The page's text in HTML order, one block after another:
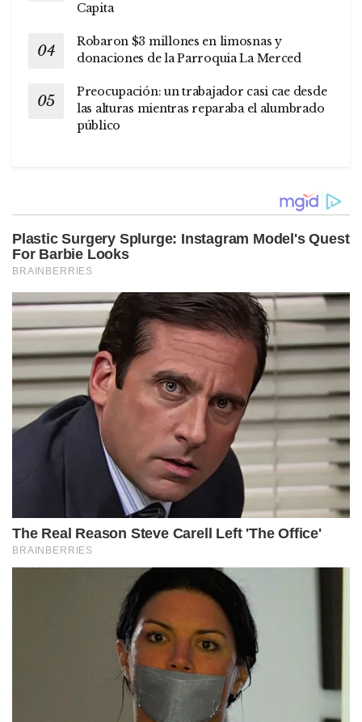
Capita
Robaron $3 millones en limosnas y
donaciones de la Parroquia La Merced
Preocupación: un trabajador casi cae desde
las alturas mientras reparaba el alumbrado
público